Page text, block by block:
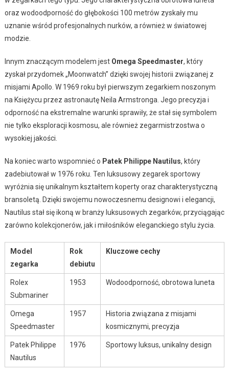
oraz wodoodporność do głębokości 100 metrów zyskały mu
uznanie wśród profesjonalnych nurków, a również w światowej
modzie.
Innym znaczącym modelem jest Omega Speedmaster, który
zyskał przydomek „Moonwatch” dzięki swojej historii związanej z
misjami Apollo. W 1969 roku był pierwszym zegarkiem noszonym
na Księżycu przez astronautę Neila Armstronga. Jego precyzja i
odporność na ekstremalne warunki sprawiły, że stał się symbolem
nie tylko eksploracji kosmosu, ale również zegarmistrzostwa o
wysokiej jakości.
Na koniec warto wspomnieć o Patek Philippe Nautilus, który
zadebiutował w 1976 roku. Ten luksusowy zegarek sportowy
wyróżnia się unikalnym kształtem koperty oraz charakterystyczną
bransoletą. Dzięki swojemu nowoczesnemu designowi i elegancji,
Nautilus stał się ikoną w branży luksusowych zegarków, przyciągając
zarówno kolekcjonerów, jak i miłośników eleganckiego stylu życia.
Model
zegarka
Rok
debiutu
Kluczowe cechy
Rolex
Submariner
1953 Wodoodporność, obrotowa luneta
Omega
Speedmaster
1957
Historia związana z misjami
kosmicznymi, precyzja
Patek Philippe
Nautilus
1976 Sportowy luksus, unikalny design